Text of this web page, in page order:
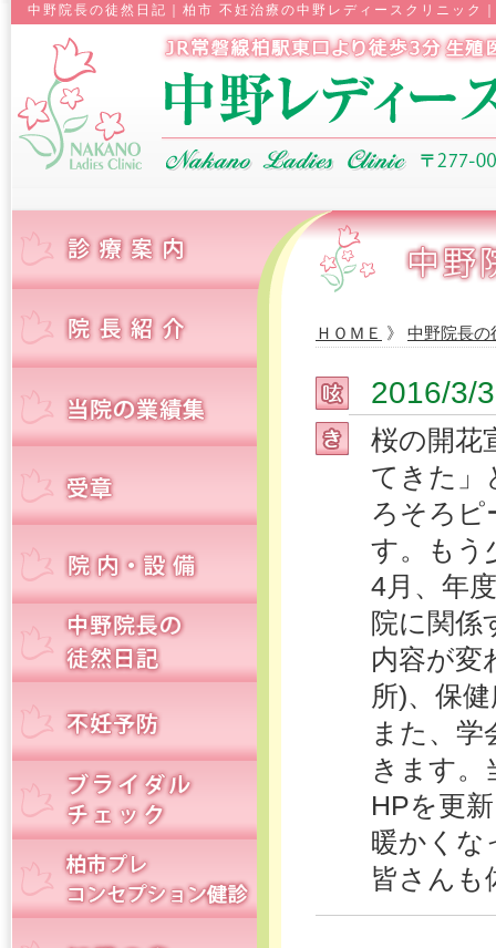
中野院長の徒然日記｜柏市 不妊治療の中野レディースクリニック
ＨＯＭＥ 》 中野院長の
2016/3/
桜の開花
てきた」
ろそろピ
す。もう
4月、年
院に関係
内容が変
所)、保
また、
きます。
HPを更
暖かくな
皆さんも